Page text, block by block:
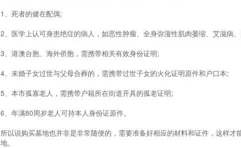
1、死者的健在配偶;
2、医学上认可身患绝症的病人，如恶性肿瘤、全身弥漫性肌肉萎缩、艾滋病
3、港澳台胞、海外侨胞，需携带相关有效身份证明;
4、未婚子女过世与父母合葬的，需携带过世子女的火化证明原件和户口本;
5、本市孤寡老人，需携带户籍所在街道开具的孤老证明;
6、年满80周岁老人可持本人身份证原件。
所以说购买墓地也并非是非常随便的，需要准备好相应的材料和证件，这样
地。